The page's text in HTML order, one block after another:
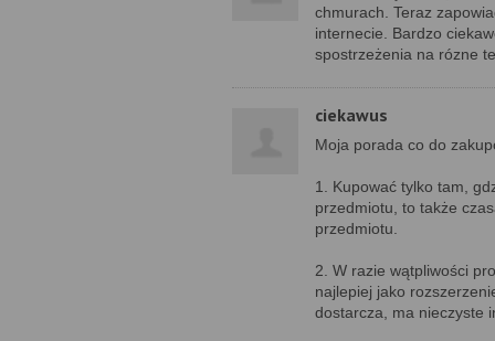
chmurach. Teraz
internecie. Bardzo
spostrzeżenia na rózne
ciekawus
Moja porada co do
1. Kupować tylko tam,
przedmiotu, to także
przedmiotu.
2. W razie wątpliwości
najlepiej jako
dostarcza, ma nieczyste